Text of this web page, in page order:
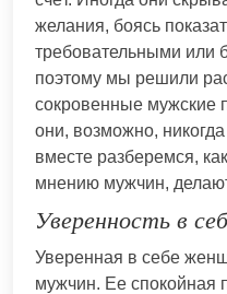
желания, боясь
требовательными или
поэтому мы решили
сокровенные мужские
они, возможно,
вместе разберемся,
мнению мужчин,
Уверенность в
Уверенная в себе
мужчин. Ее спокойная